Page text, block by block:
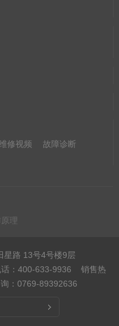
修视频
故障诊断
理
星路 13号4号楼9层
400-633-9936 销售热
：0769-89392636